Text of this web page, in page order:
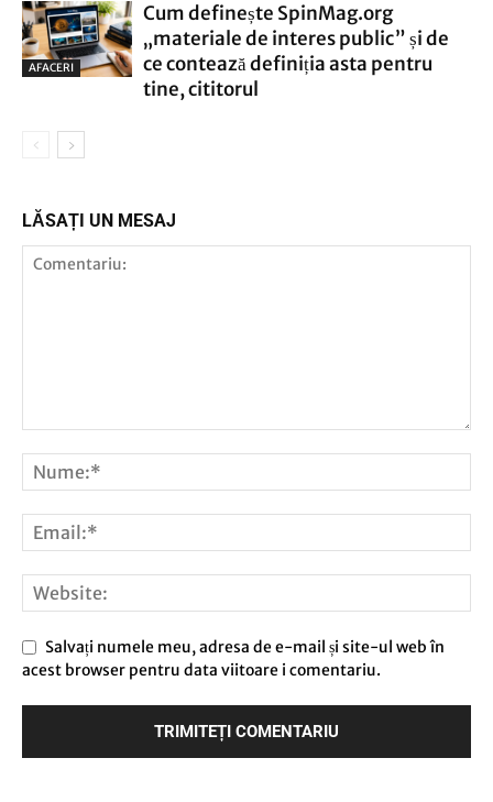
AFACERI
Cum definește SpinMag.org
„materiale de interes public” și de
ce contează definiția asta pentru
tine, cititorul
LĂSAȚI UN MESAJ
Salvați numele meu, adresa de e-mail și site-ul web în
acest browser pentru data viitoare i comentariu.